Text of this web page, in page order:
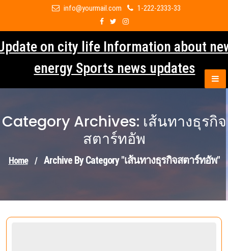
content
info@yourmail.com 1-222-2333-33
on city life Information about
energy Sports news updates
Category Archives: เส้นทางธุรกิจ
สตาร์ทอัพ
Home / Archive By Category "เส้นทางธุรกิจสตาร์ทอัพ"